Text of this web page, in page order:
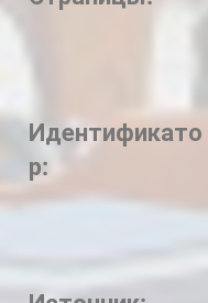
Идентификато
р: